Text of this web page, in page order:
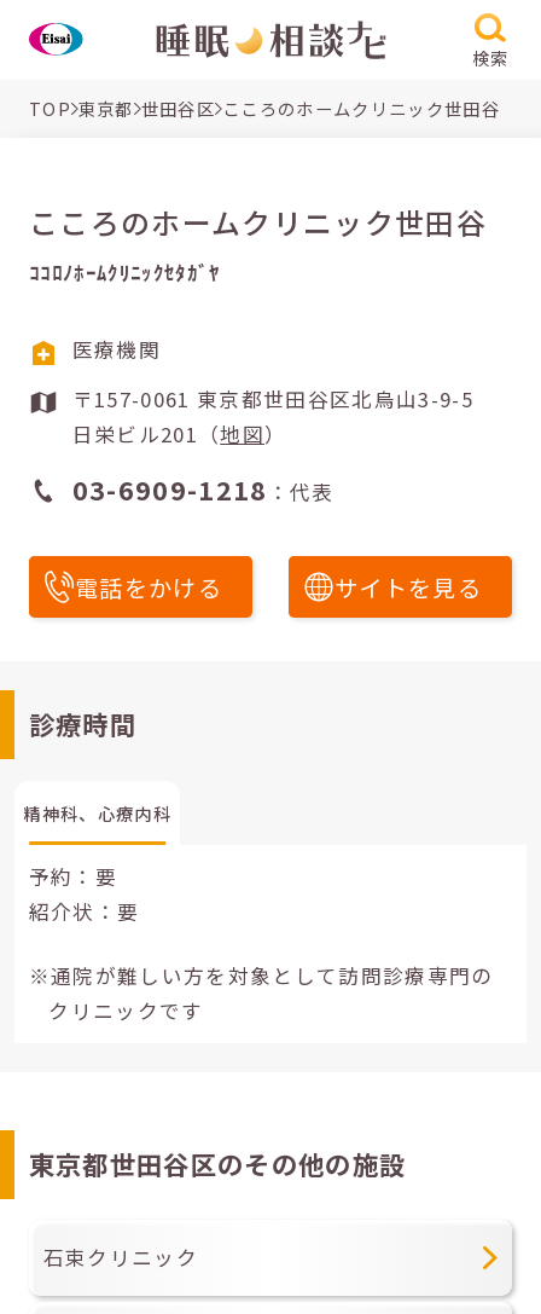
検索
TOP 東京都 世田谷区 こころのホームクリニック世田谷
こころのホームクリニック世田谷
ｺｺﾛﾉﾎｰﾑｸﾘﾆｯｸｾﾀｶﾞﾔ
医療機関
〒157-0061 東京都世田谷区北烏山3-9-5
日栄ビル201（地図）
03-6909-1218 ：代表
電話をかける サイトを見る
診療時間
精神科、心療内科
予約：要
紹介状：要
※通院が難しい方を対象として訪問診療専門の
クリニックです
東京都世田谷区のその他の施設
石束クリニック